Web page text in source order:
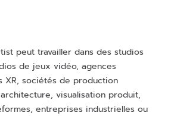
peut travailler dans des studios
de jeux vidéo, agences
XR, sociétés de production
visualisation produit,
entreprises industrielles ou